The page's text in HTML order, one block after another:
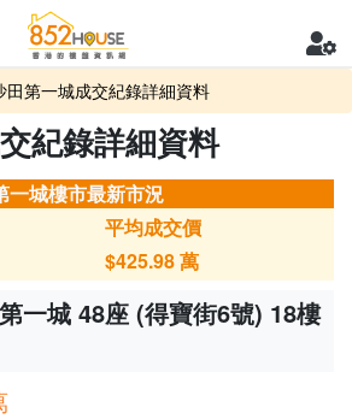
田第一城成交紀錄詳細資料
紀錄詳細資料
一城樓市最新市況
平均成交價
$425.98萬
一城 48座 (得寶街6號) 18樓